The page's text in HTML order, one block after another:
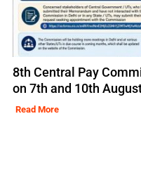
8th Central Pay
on 7th and 10th
Read More